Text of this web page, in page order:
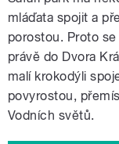
mláďata spojit a
porostou. Proto
právě do Dvora
malí krokodýli
povyrostou,
Vodních světů.